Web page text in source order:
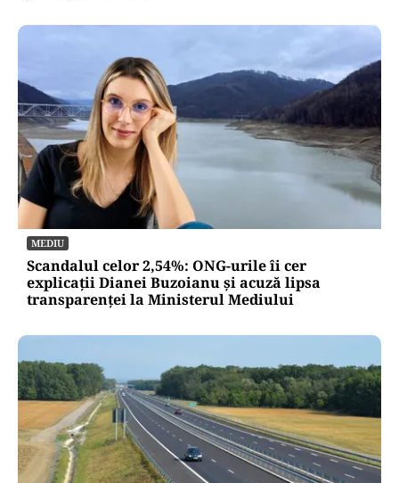
MEDIU
Scandalul celor 2,54%: ONG-urile îi cer
explicații Dianei Buzoianu și acuză lipsa
transparenței la Ministerul Mediului